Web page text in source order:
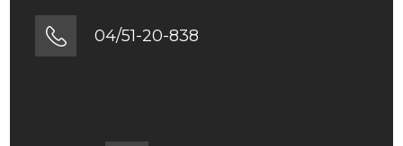
04/51-20-838